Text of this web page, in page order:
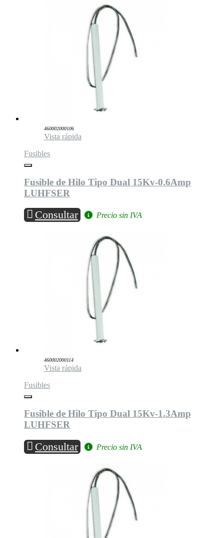
460002000106
Vista rápida
Fusibles
Fusible de Hilo Tipo Dual 15Kv-0.6Amp
LUHFSER
Consultar Precio sin IVA
460002000114
Vista rápida
Fusibles
Fusible de Hilo Tipo Dual 15Kv-1.3Amp
LUHFSER
Consultar Precio sin IVA